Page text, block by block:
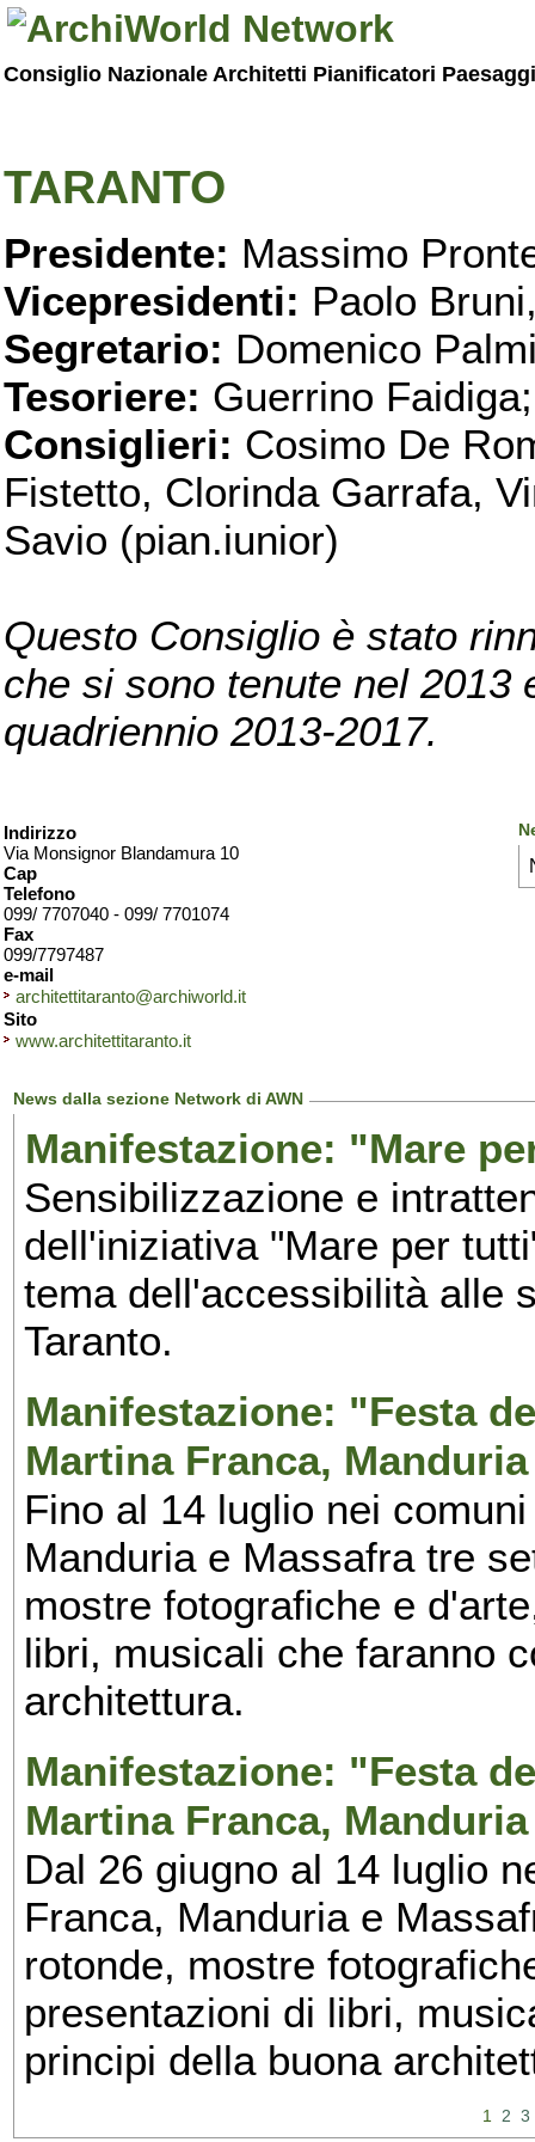
Consiglio Nazionale Architetti Pianificatori
TARANTO
Presidente: Massimo
Vicepresidenti: Paolo
Segretario: Domenico
Tesoriere: Guerrino Faidiga;
Consiglieri: Cosimo De
Fistetto, Clorinda Garrafa,
Savio (pian.iunior)
Questo Consiglio è stato
che si sono tenute nel 2013
quadriennio 2013-2017.
Indirizzo
Via Monsignor Blandamura 10
Cap
Telefono
099/ 7707040 - 099/ 7701074
Fax
099/7797487
e-mail
architettitaranto@archiworld.it
Sito
www.architettitaranto.it
News dalla sezione Network di AWN
Manifestazione: "Mare
Sensibilizzazione e
dell'iniziativa "Mare per
tema dell'accessibilità alle
Taranto.
Manifestazione: "Festa
Martina Franca,
Fino al 14 luglio nei
Manduria e Massafra tre
mostre fotografiche e
libri, musicali che faranno
architettura.
Manifestazione: "Festa
Martina Franca,
Dal 26 giugno al 14 luglio
Franca, Manduria e
rotonde, mostre
presentazioni di libri,
principi della buona
1 2 3